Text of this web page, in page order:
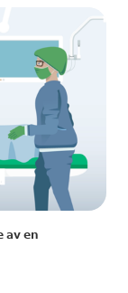
av en